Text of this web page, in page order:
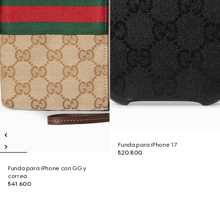
Funda para iPhone con GG y
correa
₺41.600
Funda para iPhone 17
₺20.800